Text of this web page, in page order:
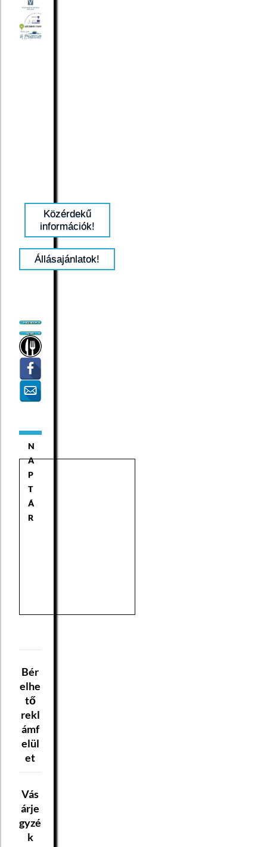
Közérdekű
információk!
Állásajánlatok!
N
A
P
T
Á
R
Bér
elhe
tő
rekl
ámf
elül
et
Vás
árje
gyzé
k